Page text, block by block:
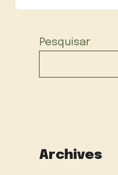
Pesquisar
Archives